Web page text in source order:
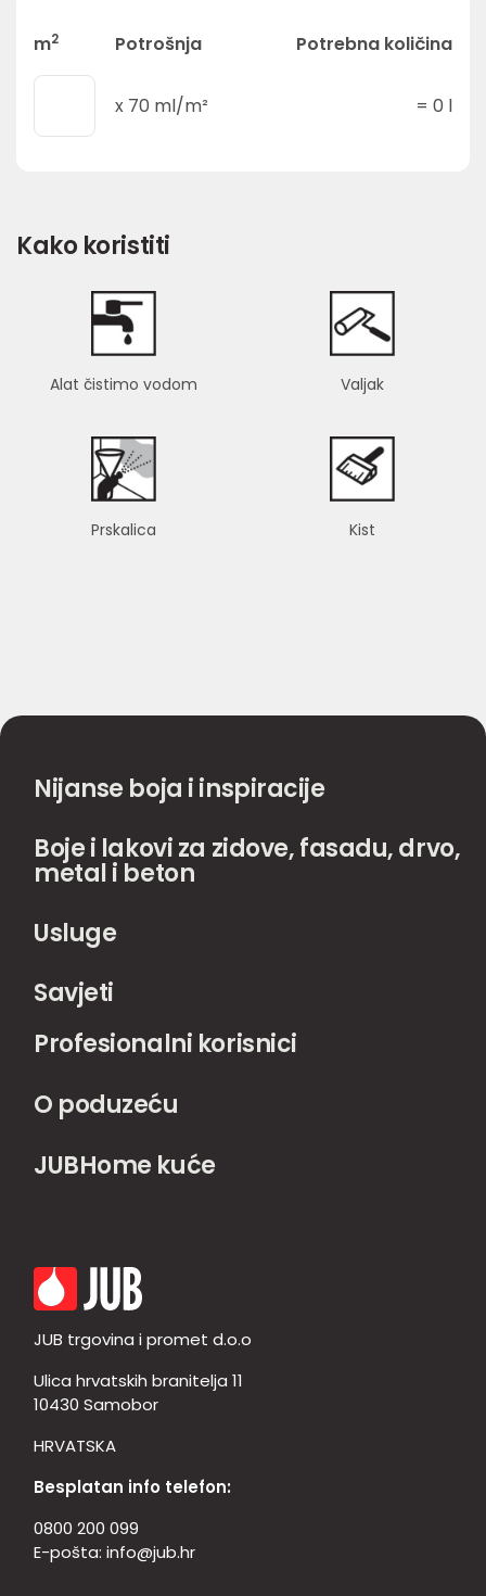
m2 Potrošnja Potrebna količina
x 70 ml/m² = 0 l
Kako koristiti
Alat čistimo vodom Valjak
Prskalica Kist
Nijanse boja i inspiracije
Boje i lakovi za zidove, fasadu, drvo,
metal i beton
Usluge
Savjeti
Profesionalni korisnici
O poduzeću
JUBHome kuće
JUB trgovina i promet d.o.o
Ulica hrvatskih branitelja 11
10430 Samobor
HRVATSKA
Besplatan info telefon:
0800 200 099
E-pošta: info@jub.hr